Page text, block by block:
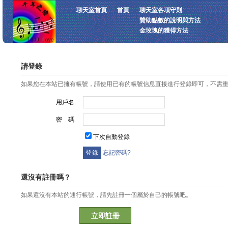
聊天室首頁 首頁
聊天室各項守則
贊助點數的說明與方法
金玫瑰的獲得方法
請登錄
如果您在本站已擁有帳號，請使用已有的帳號信息直接進行登錄即可，不需
用戶名
密 碼
下次自動登錄
忘記密碼?
還沒有註冊嗎？
如果還沒有本站的通行帳號，請先註冊一個屬於自己的帳號吧。
立即註冊